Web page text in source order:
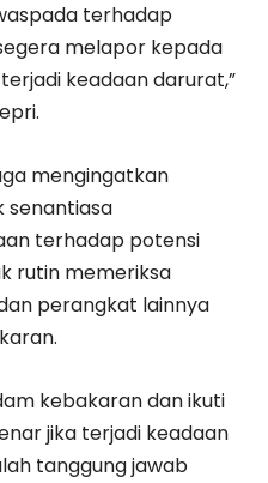
terhadap
melapor kepada
keadaan darurat,”
mengingatkan
senantiasa
terhadap potensi
rutin memeriksa
perangkat lainnya
kebakaran dan ikuti
jika terjadi keadaan
tanggung jawab